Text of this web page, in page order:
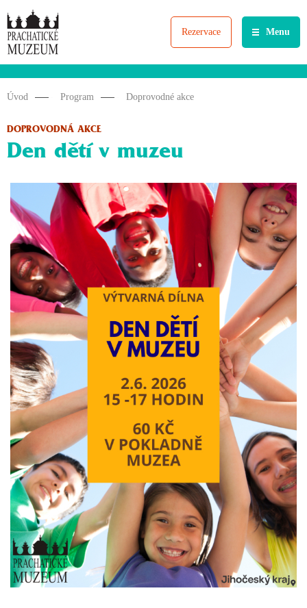
Menu
Rezervace
Úvod Program Doprovodné akce
DOPROVODNÁ AKCE
Den dětí v muzeu